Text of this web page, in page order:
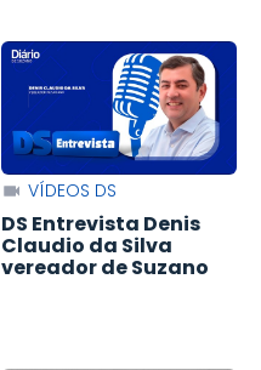
VÍDEOS DS
DS Entrevista Denis
Claudio da Silva
vereador de Suzano